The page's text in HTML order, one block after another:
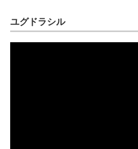
ユグドラシル